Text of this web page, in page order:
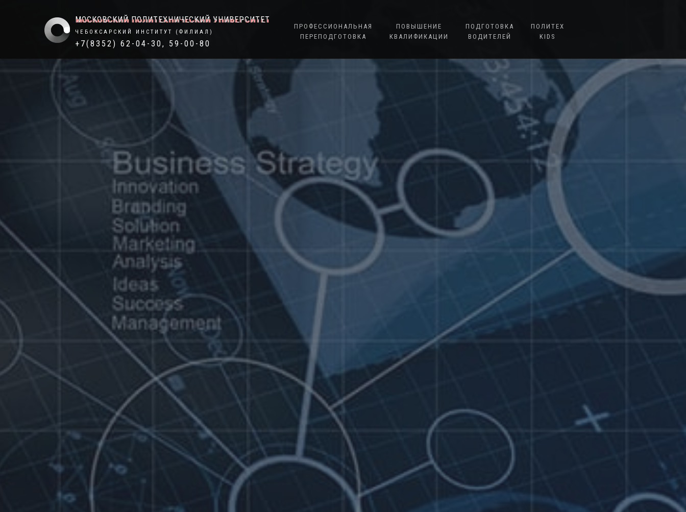
МОСКОВСКИЙ ПОЛИТЕХНИЧЕСКИЙ УНИВЕРСИТЕТ
ЧЕБОКСАРСКИЙ ИНСТИТУТ (ФИЛИАЛ)
+7(8352) 62-04-30, 59-00-80
ПРОФЕССИОНАЛЬНАЯ
ПЕРЕПОДГОТОВКА
ПОВЫШЕНИЕ
КВАЛИФИКАЦИИ
ПОДГОТОВКА
ВОДИТЕЛЕЙ
ПОЛИТЕХ
KIDS